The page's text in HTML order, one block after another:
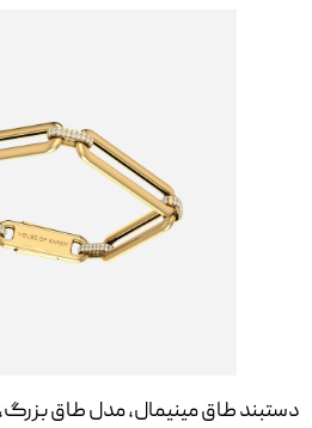
دستبند طاق مینیمال، مدل طاق